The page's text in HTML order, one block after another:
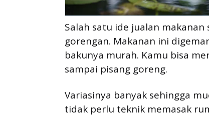
Salah satu ide jualan
gorengan. Makanan ini
bakunya murah. Kamu bisa
sampai pisang goreng.
Variasinya banyak sehingga
tidak perlu teknik memasak